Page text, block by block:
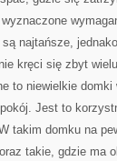
są najtańsze,
kręci się zbyt
to niewielkie
Jest to
takim domku na
takie, gdzie ma